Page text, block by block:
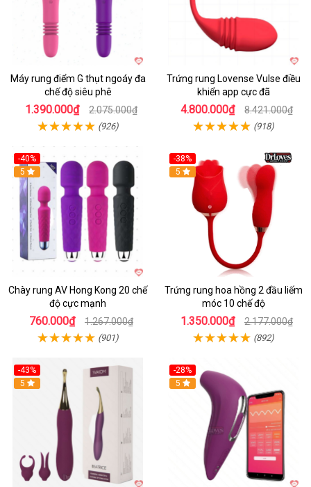
Máy rung điểm G thụt ngoáy đa
chế độ siêu phê
1.390.000₫ 2.075.000₫
(926)
Trứng rung Lovense Vulse điều
khiển app cực đã
4.800.000₫ 8.421.000₫
(918)
-40%
5
Chày rung AV Hong Kong 20 chế
độ cực mạnh
760.000₫ 1.267.000₫
(901)
-38%
Hot
5
Trứng rung hoa hồng 2 đầu liếm
móc 10 chế độ
1.350.000₫ 2.177.000₫
(892)
-43%
Hot
5
-28%
Hot
5